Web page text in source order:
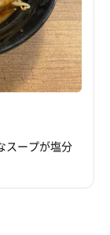
スープが塩分